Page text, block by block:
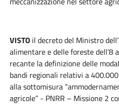
VISTO il decreto del Ministro
alimentare e delle foreste dell’8
recante la definizione delle
bandi regionali relativi a
alla sottomisura
agricole” - PNRR – Missione 2